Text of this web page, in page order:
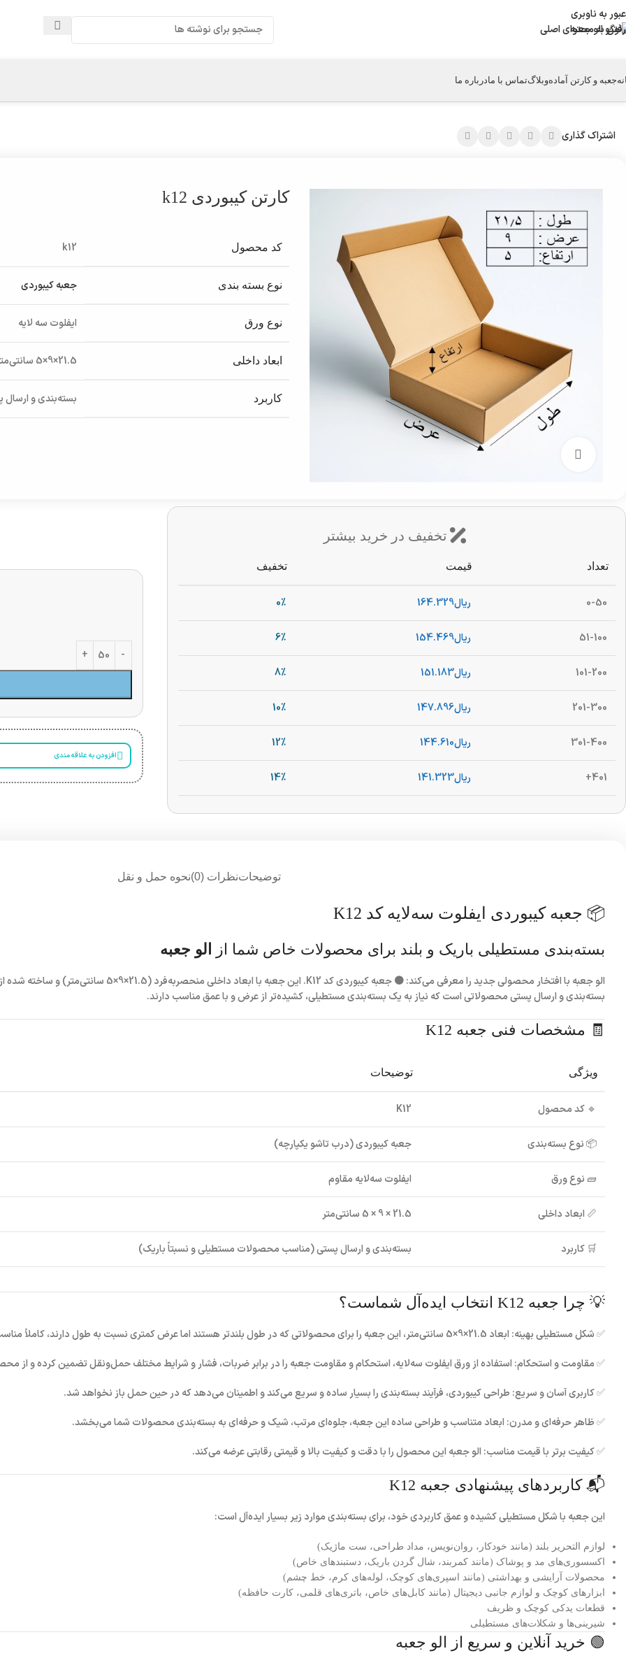
عبور به ناوبری
رفتن به محتوای اصلی
جعبه و کارتن آمادهوبلاگتماس با مادرباره ما
اشتراک گذاری
کارتن کیبوردی k12
کد محصول k12
نوع بسته بندی جعبه کیبوردی
نوع ورق ایفلوت سه لایه
ابعاد داخلی 21.5×9×5 سانتی‌متر
کاربرد بسته‌بندی و ارسال
تخفیف در خرید بیشتر
تعداد قیمت تخفیف
0-50 ریال164.329
0%
51-100 ریال154.469
6%
101-200 ریال151.183
8%
201-300 ریال147.896
10%
301-400 ریال144.610
12%
401+ ریال141.323
14%
افزودن به علاقه مندی
توضیحاتنظرات (0) نحوه حمل و نقل
📦 جعبه کیبوردی ایفلوت سه‌لایه کد K12
بسته‌بندی مستطیلی باریک و بلند برای محصولات خاص شما از الو جعبه
الو جعبه با افتخار محصولی جدید را معرفی می‌کند:🟤 جعبه کیبوردی کد K12
. این جعبه با ابعاد داخلی منحصربه‌فرد (21.5×9×5 سانتی‌متر) و ساخته شده از
بسته‌بندی و ارسال پستی محصولاتی است که نیاز به یک بسته‌بندی مستطیلی، کشیده‌تر از عرض و با عمق مناسب دارند.
🧾 مشخصات فنی جعبه K12
ویژگی توضیحات
🔹 کد محصول K12
📦نوع بسته‌بندی جعبه کیبوردی (درب تاشو یکپارچه)
🧱 نوع ورق ایفلوت سه‌لایه مقاوم
📏 ابعاد داخلی 21.5 × 9 × 5 سانتی‌متر
🛒 کاربرد بسته‌بندی و ارسال پستی (مناسب محصولات مستطیلی و نسبتاً باریک)
💡 چرا جعبه K12 انتخاب ایده‌آل شماست؟
✅شکل مستطیلی بهینه: ابعاد 21.5×9×5 سانتی‌متر، این جعبه را برای محصولاتی که در طول بلندتر هستند اما عرض کمتری نسبت به طول دارند، کاملاً مناسب می‌سازد.
✅مقاومت و استحکام: استفاده از ورق ایفلوت سه‌لایه، استحکام و مقاومت جعبه را در برابر ضربات، فشار و شرایط مختلف حمل‌ونقل تضمین کرده و
✅کاربری آسان و سریع: طراحی کیبوردی، فرآیند بسته‌بندی را بسیار ساده و سریع می‌کند و اطمینان می‌دهد که در حین حمل باز نخواهد شد.
✅ظاهر حرفه‌ای و مدرن: ابعاد متناسب و طراحی ساده این جعبه، جلوه‌ای مرتب، شیک و حرفه‌ای به بسته‌بندی محصولات شما می‌بخشد.
✅کیفیت برتر با قیمت مناسب: الو جعبه این محصول را با دقت و کیفیت بالا و قیمتی رقابتی عرضه می‌کند.
📬 کاربردهای پیشنهادی جعبه K12
این جعبه با شکل مستطیلی کشیده و عمق کاربردی خود، برای بسته‌بندی موارد زیر بسیار ایده‌آل است:
لوازم التحریر بلند (مانند خودکار، روان‌نویس، مداد طراحی، ست ماژیک)
اکسسوری‌های مد و پوشاک (مانند کمربند، شال گردن باریک، دستبندهای خاص)
محصولات آرایشی و بهداشتی (مانند اسپری‌های کوچک، لوله‌های کرم، خط چشم)
ابزارهای کوچک و لوازم جانبی دیجیتال (مانند کابل‌های خاص، باتری‌های قلمی، کارت حافظه)
قطعات یدکی کوچک و ظریف
شیرینی‌ها و شکلات‌های مستطیلی
🟢 خرید آنلاین و سریع از الو جعبه